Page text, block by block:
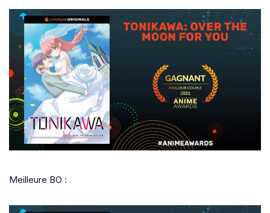
Meilleure BO :